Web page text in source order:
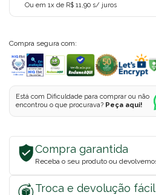
Ou em 1x de R$ 11,90 s/ juros
Compra segura com:
Está com Dificuldade para comprar ou não
encontrou o que procurava? Peça aqui!
Compra garantida
Receba o seu produto ou
Troca e devolução fácil